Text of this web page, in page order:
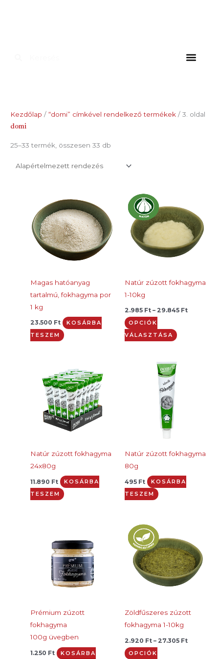
Kezdőlap /“domi” címkével rendelkező termékek / 3. oldal
domi
25–33 termék, összesen 33 db
Magas hatóanyag
tartalmú, fokhagyma por
1 kg
23.500 Ft
KOSÁRBA
TESZEM
Natúr zúzott fokhagyma
1-10kg
2.985 Ft – 29.845 Ft
29.845 Ft
OPCIÓK
VÁLASZTÁSA
terméknek
több
variációja
van.
választhatók
Natúr zúzott fokhagyma
24x80g
11.890 Ft
KOSÁRBA
TESZEM
Natúr zúzott fokhagyma
80g
495 Ft
KOSÁRBA
TESZEM
Prémium zúzott
fokhagyma
100g üvegben
1.250 Ft
KOSÁRBA
Zöldfűszeres zúzott
fokhagyma 1-10kg
2.920 Ft – 27.305 Ft
27.305 Ft
OPCIÓK
terméknek
több
variációja
van.
választhatók